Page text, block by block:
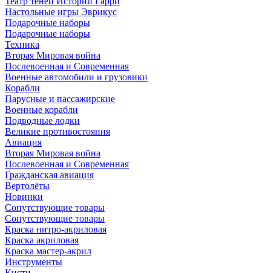
Настольные игры Эврикус
Подарочные наборы
Подарочные наборы
Техника
Вторая Мировая война
Послевоенная и Современная
Военные автомобили и грузовики
Корабли
Парусные и пассажирские
Военные корабли
Подводные лодки
Великие противостояния
Авиация
Вторая Мировая война
Послевоенная и Современная
Гражданская авиация
Вертолёты
Новинки
Сопутствующие товары
Сопутствующие товары
Краска нитро-акриловая
Краска акриловая
Краска мастер-акрил
Инструменты